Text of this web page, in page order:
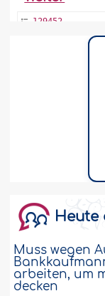
129452
Kann der
in einem
Kann der
´Umras in
dabei den
Verrichten
Lebendige
Allâh erwies
zehn
Heute
Muss wegen
arbeiten, um
decken